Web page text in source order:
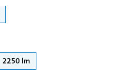
2250 lm